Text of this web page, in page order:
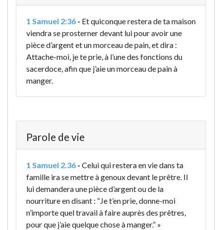
1 Samuel 2:36 - Et quiconque restera de ta maison
viendra se prosterner devant lui pour avoir une
pièce d’argent et un morceau de pain, et dira :
Attache-moi, je te prie, à l’une des fonctions du
sacerdoce, afin que j’aie un morceau de pain à
manger.
Parole de vie
1 Samuel 2.36 - Celui qui restera en vie dans ta
famille ira se mettre à genoux devant le prêtre. Il
lui demandera une pièce d’argent ou de la
nourriture en disant : “Je t’en prie, donne-moi
n’importe quel travail à faire auprès des prêtres,
pour que j’aie quelque chose à manger.” »